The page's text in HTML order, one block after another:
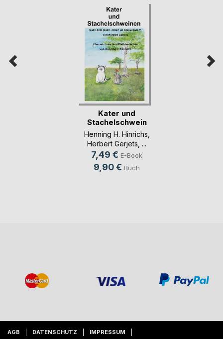
Kater und
Stachelschwein
Henning H. Hinrichs
Herbert Gerjets , ...
7,49 € E-Book
9,90 € Buch
AGB DATENSCHUTZ IMPRESSUM